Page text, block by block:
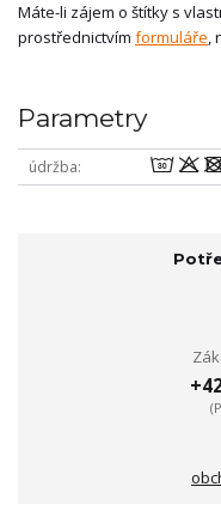
Máte-li zájem o štítky s
prostřednictvím formuláře,
Parametry
údržba